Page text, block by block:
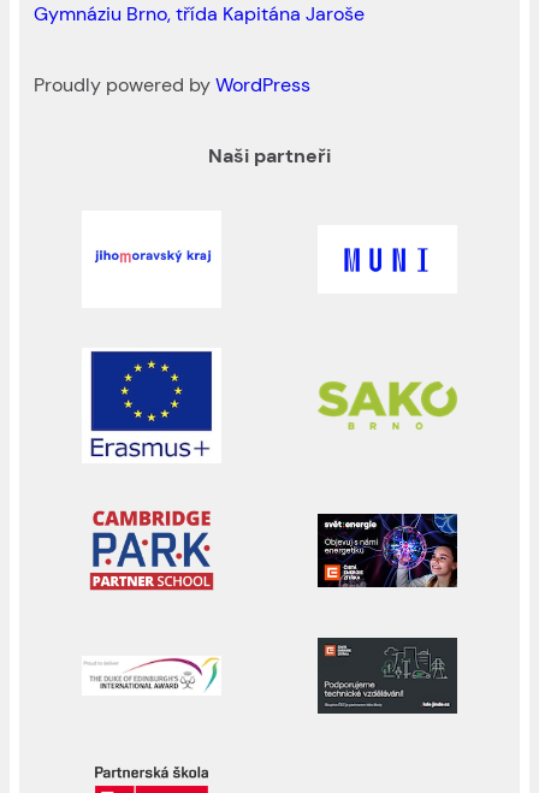
Gymnáziu Brno, třída Kapitána Jaroše
Proudly powered byWordPress
Naši partneři